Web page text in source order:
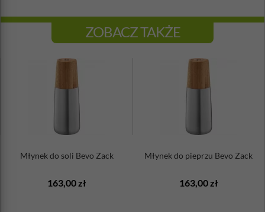
ZOBACZ TAKŻE
Młynek do soli Bevo Zack
163,00 zł
Młynek do pieprzu Bevo Zack
163,00 zł